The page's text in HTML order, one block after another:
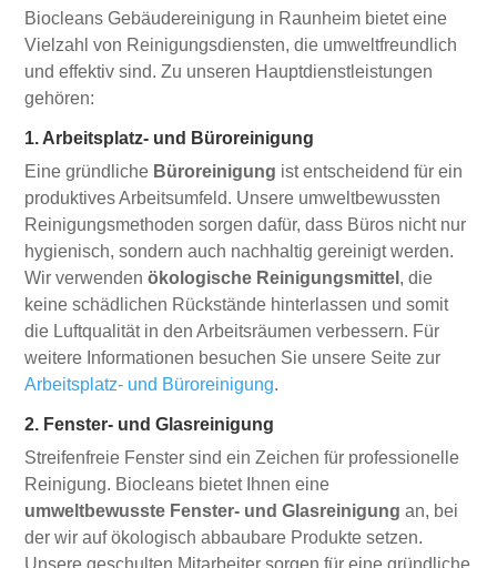
Biocleans Gebäudereinigung in Raunheim bietet eine
Vielzahl von Reinigungsdiensten, die umweltfreundlich
und effektiv sind. Zu unseren Hauptdienstleistungen
gehören:
1. Arbeitsplatz- und Büroreinigung
Eine gründliche Büroreinigung ist entscheidend für ein
produktives Arbeitsumfeld. Unsere umweltbewussten
Reinigungsmethoden sorgen dafür, dass Büros nicht nur
hygienisch, sondern auch nachhaltig gereinigt werden.
Wir verwendenökologische Reinigungsmittel , die
keine schädlichen Rückstände hinterlassen und somit
die Luftqualität in den Arbeitsräumen verbessern. Für
weitere Informationen besuchen Sie unsere Seite zur
Arbeitsplatz- und Büroreinigung.
2. Fenster- und Glasreinigung
Streifenfreie Fenster sind ein Zeichen für professionelle
Reinigung. Biocleans bietet Ihnen eine
umweltbewusste Fenster- und Glasreinigung an, bei
der wir auf ökologisch abbaubare Produkte setzen.
Unsere geschulten Mitarbeiter sorgen für eine gründliche